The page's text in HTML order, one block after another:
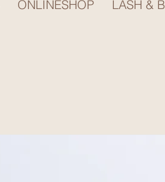
ONLINESHOP LASH &